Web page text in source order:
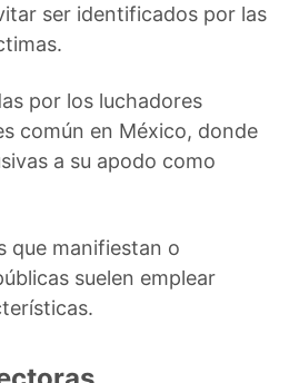
ser identificados por las
por los luchadores
común en México, donde
a su apodo como
que manifiestan o
suelen emplear